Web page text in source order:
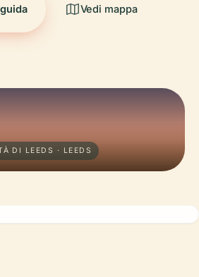
Vedi mappa
DI LEEDS · LEEDS